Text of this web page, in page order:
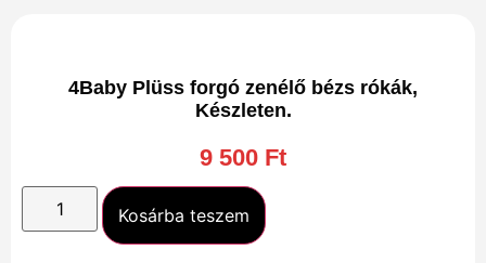
4Baby Plüss forgó zenélő bézs rókák,
Készleten.
9 500 Ft
Kosárba teszem